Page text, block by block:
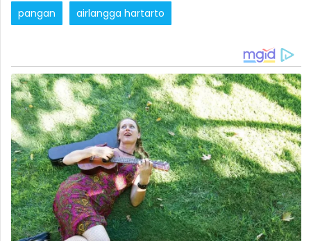
pangan airlangga hartarto